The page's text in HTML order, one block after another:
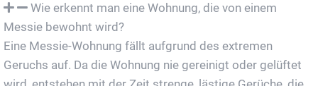
Wie erkennt man eine Wohnung, die von einem
Messie bewohnt wird?
Eine Messie-Wohnung fällt aufgrund des extremen
Geruchs auf. Da die Wohnung nie gereinigt oder gelüftet